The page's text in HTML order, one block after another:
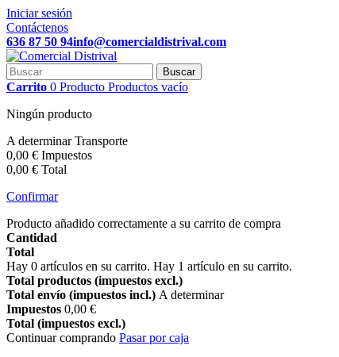
Iniciar sesión
Contáctenos
636 87 50 94info@comercialdistrival.com
Buscar
Carrito 0 Producto Productos vacío
Ningún producto
A determinarTransporte
0,00 € Impuestos
0,00 € Total
Confirmar
Producto añadido correctamente a su carrito de compra
Cantidad
Total
Hay 0 artículos en su carrito. Hay 1 artículo en su carrito.
Total productos (impuestos excl.)
Total envío (impuestos incl.) A determinar
Impuestos 0,00 €
Total (impuestos excl.)
Continuar comprando Pasar por caja